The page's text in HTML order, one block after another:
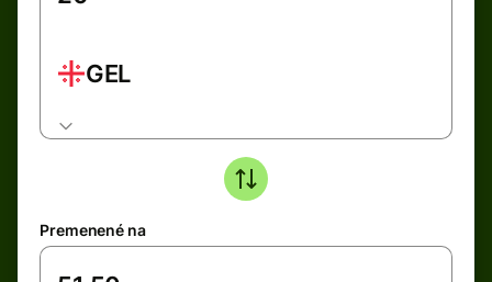
GEL
Premenené na